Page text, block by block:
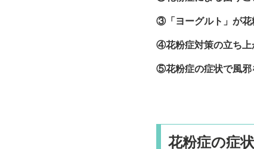
③「ヨーグルト」が花
④花粉症対策の立ち上
⑤花粉症の症状で風邪
花粉症の症